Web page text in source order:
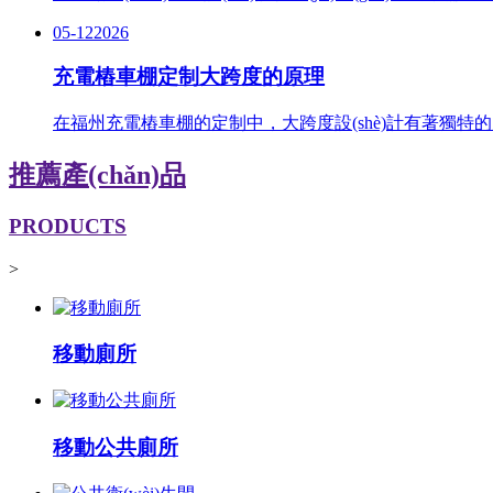
05-122026
充電樁車棚定制大跨度的原理
在福州充電樁車棚的定制中，大跨度設(shè)計有著獨特的原
推薦產(chǎn)品
PRODUCTS
>
移動廁所
移動公共廁所